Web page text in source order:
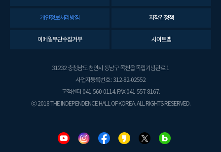
개인정보처리방침 저작권정책
이메일무단수집거부 사이트맵
31232 충청남도 천안시 동남구 목천읍 독립기념관로 1
사업자등록번호 : 312-82-02552
고객센터 041-560-0114. FAX 041-557-8167.
ⓒ 2018 THE INDEPENDENCE HALL OF KOREA. ALL RIGHTS RESERVED.